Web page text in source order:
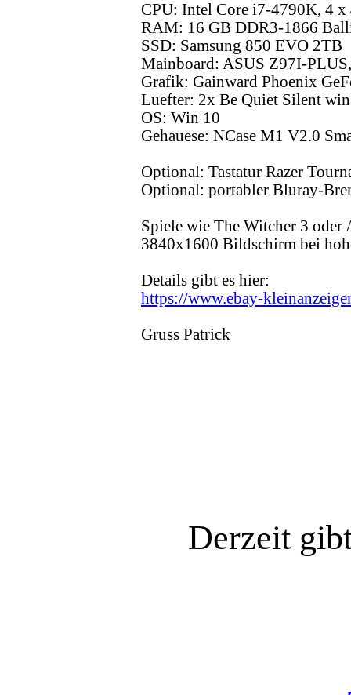
CPU: Intel Core i7-4790K, 4 x
RAM: 16 GB DDR3-1866
SSD: Samsung 850 EVO 2TB
Mainboard: ASUS Z97I-
Grafik: Gainward Phoenix
Luefter: 2x Be Quiet Silent
OS: Win 10
Gehauese: NCase M1 V2.0
Optional: Tastatur Razer
Optional: portabler Bluray-
Spiele wie The Witcher 3 oder
3840x1600 Bildschirm bei
Details gibt es hier:
https://www.ebay-
Gruss Patrick
Derzeit